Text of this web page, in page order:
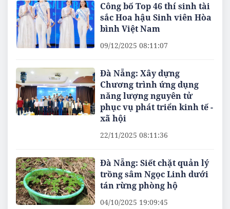
Công bố Top 46 thí sinh tài
sắc Hoa hậu Sinh viên Hòa
bình Việt Nam
09/12/2025 08:11:07
Đà Nẵng: Xây dựng
Chương trình ứng dụng
năng lượng nguyên tử
phục vụ phát triển kinh tế -
xã hội
22/11/2025 08:11:36
Đà Nẵng: Siết chặt quản lý
trồng sâm Ngọc Linh dưới
tán rừng phòng hộ
04/10/2025 19:09:45